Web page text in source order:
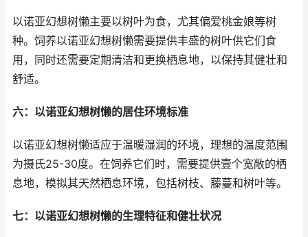
以诺亚幻想树懒主要以树叶为食，尤其偏爱桃金娘等树
种。饲养以诺亚幻想树懒需要提供丰盛的树叶供它们食
用，同时还需要定期清洁和更换栖息地，以保持其健壮和
舒适。
六：以诺亚幻想树懒的居住环境标准
以诺亚幻想树懒适应于温暖湿润的环境，理想的温度范围
为摄氏25-30度。在饲养它们时，需要提供壹个宽敞的栖
息地，模拟其天然栖息环境，包括树枝、藤蔓和树叶等。
七：以诺亚幻想树懒的生理特征和健壮状况